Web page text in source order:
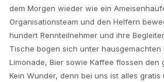
dem Morgen wieder wie ein
Organisationsteam und den Helfern
hundert Rennteilnehmer und ihre
Tische bogen sich unter hausgemachten
Limonade, Bier sowie Kaffee flossen den
Kein Wunder, denn bei uns ist alles gratis